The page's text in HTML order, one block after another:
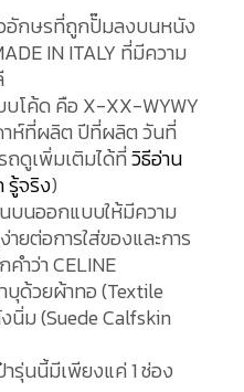
อักษรที่ถูกปั๊มลงบนหนัง
IN ITALY ที่มีความ
บโค้ด คือ X-XX-WYWY
ห์ที่ผลิต ปีที่ผลิต วันที่
ถดูเพิ่มเติมได้ที่วิธีอ่าน
รู้จริง)
บนออกแบบให้มีความ
ยต่อการใส่ของและการ
ำว่า CELINE
บุด้วยผ้าทอ (Textile
นิ่ม (Suede Calfskin
ารุ่นนี้มีเพียงแค่ 1 ช่อง